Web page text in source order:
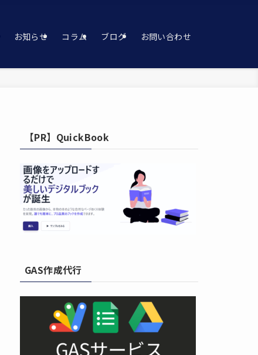
お知らせ コラム ブログ お問い合わせ
【PR】QuickBook
GAS作成代行